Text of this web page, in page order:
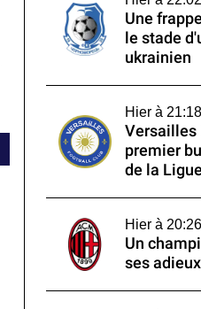
Une
le stade
ukrainien
Hier à 21:18
Versailles
premier
de la
Hier à 20:26
Un
ses